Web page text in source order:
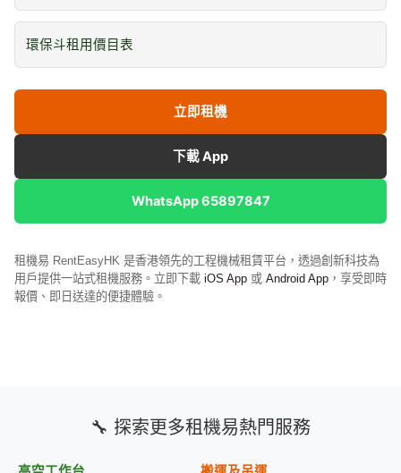
環保斗租用價目表
立即租機
下載 App
WhatsApp 65897847
租機易 RentEasyHK 是香港領先的工程機械租賃平台，透過創新科技為
用戶提供一站式租機服務。立即下載 iOS App 或 Android App ，享受即時
報價、即日送達的便捷體驗。
🔧 探索更多租機易熱門服務